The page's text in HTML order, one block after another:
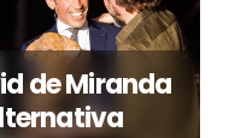
de Miranda